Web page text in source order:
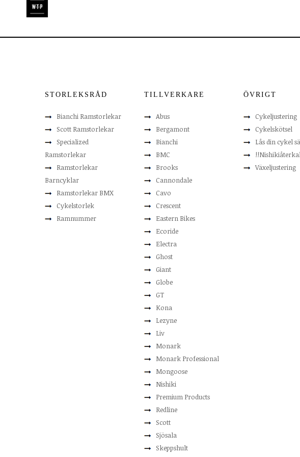
STORLEKSRÅD
Bianchi Ramstorlekar
Scott Ramstorlekar
Specialized
Ramstorlekar
Ramstorlekar
Barncyklar
Ramstorlekar BMX
Cykelstorlek
Ramnummer
TILLVERKARE
Abus
Bergamont
Bianchi
BMC
Brooks
Cannondale
Cavo
Crescent
Eastern Bikes
Ecoride
Electra
Ghost
Giant
Globe
GT
Kona
Lezyne
Liv
Monark
Monark Professional
Mongoose
Nishiki
Premium Products
Redline
Scott
Sjösala
Skeppshult
ÖVRIGT
Cykeljustering
Cykelskötsel
Lås din cykel
Växeljustering